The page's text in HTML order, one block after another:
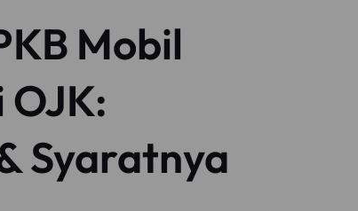
Mobil
OJK:
Syaratnya